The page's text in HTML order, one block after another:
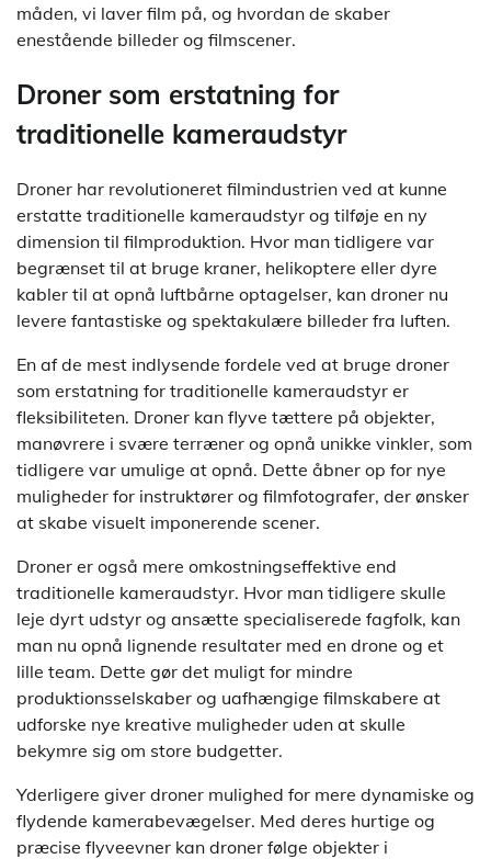
måden, vi laver film på, og hvordan de skaber
enestående billeder og filmscener.
Droner som erstatning for
traditionelle kameraudstyr
Droner har revolutioneret filmindustrien ved at kunne
erstatte traditionelle kameraudstyr og tilføje en ny
dimension til filmproduktion. Hvor man tidligere var
begrænset til at bruge kraner, helikoptere eller dyre
kabler til at opnå luftbårne optagelser, kan droner nu
levere fantastiske og spektakulære billeder fra luften.
En af de mest indlysende fordele ved at bruge droner
som erstatning for traditionelle kameraudstyr er
fleksibiliteten. Droner kan flyve tættere på objekter,
manøvrere i svære terræner og opnå unikke vinkler, som
tidligere var umulige at opnå. Dette åbner op for nye
muligheder for instruktører og filmfotografer, der ønsker
at skabe visuelt imponerende scener.
Droner er også mere omkostningseffektive end
traditionelle kameraudstyr. Hvor man tidligere skulle
leje dyrt udstyr og ansætte specialiserede fagfolk, kan
man nu opnå lignende resultater med en drone og et
lille team. Dette gør det muligt for mindre
produktionsselskaber og uafhængige filmskabere at
udforske nye kreative muligheder uden at skulle
bekymre sig om store budgetter.
Yderligere giver droner mulighed for mere dynamiske og
flydende kamerabevægelser. Med deres hurtige og
præcise flyveevner kan droner følge objekter i